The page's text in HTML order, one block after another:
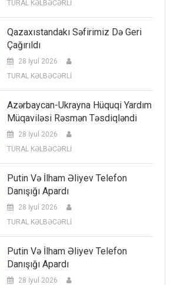
TURAL KƏLBƏCƏRLİ
Qazaxıstandakı Səfirimiz Də Geri
Çağırıldı
28 İyul 2026
TURAL KƏLBƏCƏRLİ
Azərbaycan-Ukrayna Hüquqi Yardım
Müqaviləsi Rəsmən Təsdiqləndi
28 İyul 2026
TURAL KƏLBƏCƏRLİ
Putin Və İlham Əliyev Telefon
Danışığı Apardı
28 İyul 2026
TURAL KƏLBƏCƏRLİ
Putin Və İlham Əliyev Telefon
Danışığı Apardı
28 İyul 2026